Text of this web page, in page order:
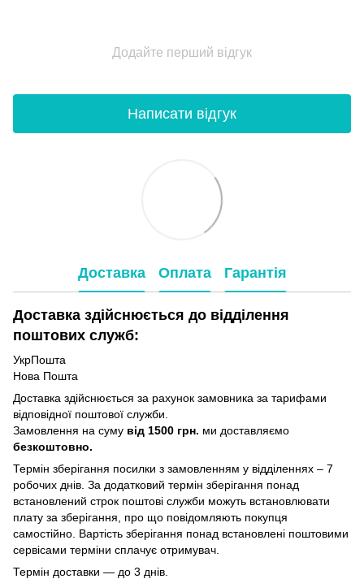
Додайте перший відгук
Написати відгук
Доставка Оплата Гарантія
Доставка здійснюється до відділення
поштових служб:
УкрПошта
Нова Пошта
Доставка здійснюється за рахунок замовника за тарифами
відповідної поштової служби.
Замовлення на суму від 1500 грн. ми доставляємо
безкоштовно.
Термін зберігання посилки з замовленням у відділеннях – 7
робочих днів. За додатковий термін зберігання понад
встановлений строк поштові служби можуть встановлювати
плату за зберігання, про що повідомляють покупця
самостійно. Вартість зберігання понад вcтановлені поштовими
сервісами терміни сплачує отримувач.
Термін доставки — до 3 днів.